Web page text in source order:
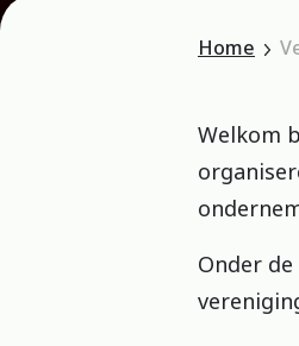
Home
Welkom
Onder